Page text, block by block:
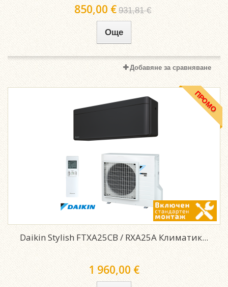
850,00 € 931,81 €
Още
Добавяне за сравняване
ПРОМО
Daikin Stylish FTXA25CB / RXA25A Климатик...
1 960,00 €